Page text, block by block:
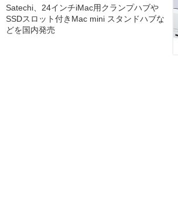
Satechi、24インチiMac用クランプハブや
SSDスロット付きMac mini スタンドハブな
どを国内発売